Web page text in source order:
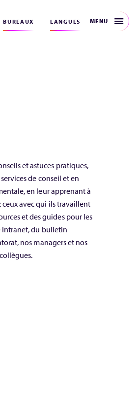
BUREAUX LANGUES MENU
et astuces pratiques,
de conseil et en
en leur apprenant à
avec qui ils travaillent
et des guides pour les
Intranet, du bulletin
nos managers et nos